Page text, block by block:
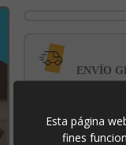
ENVÍO
de garantía
Esta página
fines